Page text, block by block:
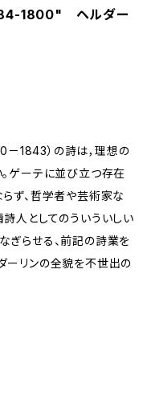
1800" ヘルダー
－1843）の詩は，理想の
ゲーテに並び立つ存在
ず、哲学者や芸術家な
人としてのういういしい
ぎらせる、前記の詩業を
ーリンの全貌を不世出の